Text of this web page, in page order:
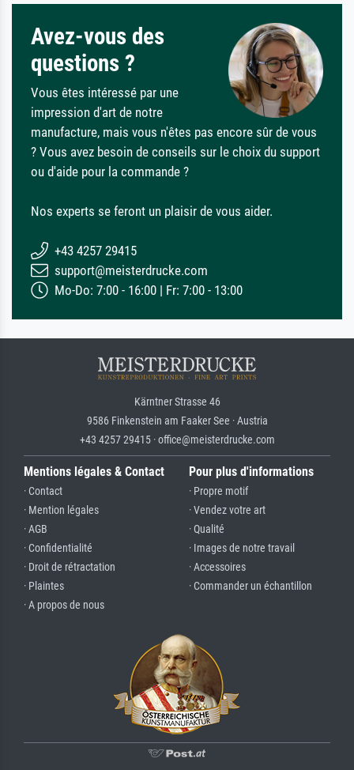
Avez-vous des
questions ?
Vous êtes intéressé par une
impression d'art de notre
manufacture, mais vous n'êtes pas encore sûr de vous
? Vous avez besoin de conseils sur le choix du support
ou d'aide pour la commande ?
Nos experts se feront un plaisir de vous aider.
+43 4257 29415
support@meisterdrucke.com
Mo-Do: 7:00 - 16:00 | Fr: 7:00 - 13:00
Kärntner Strasse 46
9586 Finkenstein am Faaker See · Austria
+43 4257 29415 · office@meisterdrucke.com
Mentions légales & Contact
· Contact
· Mention légales
· AGB
· Confidentialité
· Droit de rétractation
· Plaintes
· A propos de nous
Pour plus d'informations
· Propre motif
· Vendez votre art
· Qualité
· Images de notre travail
· Accessoires
· Commander un échantillon